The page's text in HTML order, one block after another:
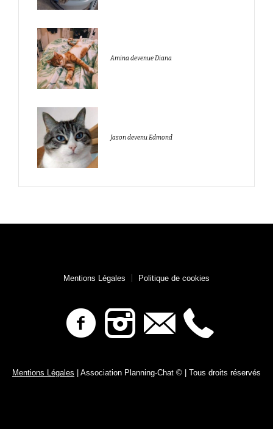
Amina devenue Diana
Jason devenu Edmond
Mentions Légales Politique de cookies
Mentions Légales | Association Planning-Chat © | Tous droits réservés